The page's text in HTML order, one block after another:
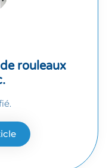
rouleaux